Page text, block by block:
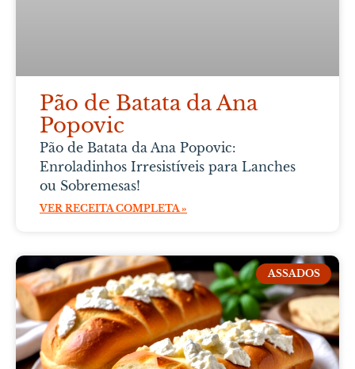
Pão de Batata da Ana
Popovic
Pão de Batata da Ana Popovic:
Enroladinhos Irresistíveis para Lanches
ou Sobremesas!
VER RECEITA COMPLETA »
ASSADOS